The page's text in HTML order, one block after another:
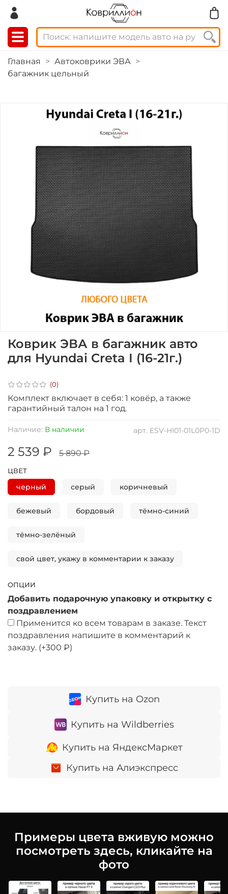
Главная
Автоковрики ЭВА
багажник цельный
(0)
арт. ESV-HI01-01L0P0-1D
Наличие: В наличии
Коврик ЭВА в багажник авто
для Hyundai Creta I (16-21г.)
2 539 ₽ 5 890 ₽
Купить на Ozon
Купить на Wildberries
Купить на ЯндексМаркет
Купить на Алиэкспресс
ЦВЕТ
черный серый коричневый
бежевый бордовый тёмно-синий
тёмно-зелёный
свой цвет, укажу в комментарии к заказу
ОПЦИИ
Добавить подарочную упаковку и открытку с
поздравлением
Применится ко всем товарам в заказе. Текст
поздравления напишите в комментарий к
заказу. (+300 ₽)
Комплект включает в себя: 1 ковёр, а также
гарантийный талон на 1 год.
Примеры цвета вживую можно
посмотреть здесь, кликайте на
фото